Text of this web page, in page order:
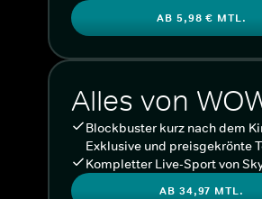
AB 5,98 € MTL.
Alles von
Blockbuster kurz nach dem
Exklusive und preisgekrönte
Kompletter Live-Sport von
AB 34,97 MTL.